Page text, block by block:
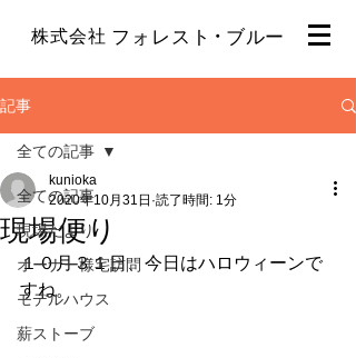
ブルー
株式会社 フォレスト ・
記事
全ての記事
現場だより
オーナー様宅訪問
モデルハウス
薪ストーブ
全ての記事
現場便り
kunioka
2020年10月31日 読了時間: 1分
１０月３１日、今日はハロウィーンで
すね。